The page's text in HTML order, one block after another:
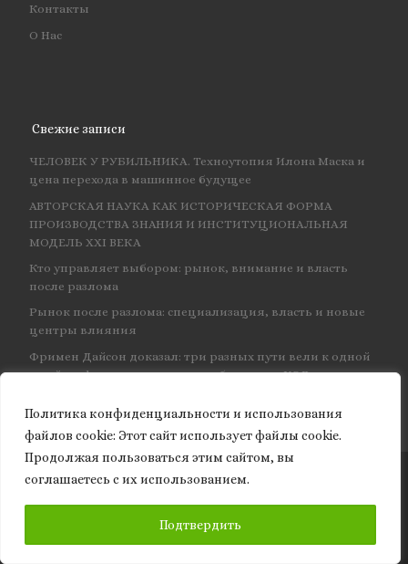
Политика конфиденциальности и использования
файлов сookie: Этот сайт использует файлы cookie.
Продолжая пользоваться этим сайтом, вы
соглашаетесь с их использованием.
Подтвердить
Контакты
О Нас
Свежие записи
ЧЕЛОВЕК У РУБИЛЬНИКА. Техноутопия Илона Маска и
цена перехода в машинное будущее
АВТОРСКАЯ НАУКА КАК ИСТОРИЧЕСКАЯ ФОРМА
ПРОИЗВОДСТВА ЗНАНИЯ И ИНСТИТУЦИОНАЛЬНАЯ
МОДЕЛЬ XXI ВЕКА
Кто управляет выбором: рынок, внимание и власть
после разлома
Рынок после разлома: специализация, власть и новые
центры влияния
Фримен Дайсон доказал: три разных пути вели к одной
и той же физике — и навсегда объединил КЭД
© 2026Granite of science– Все права защищены